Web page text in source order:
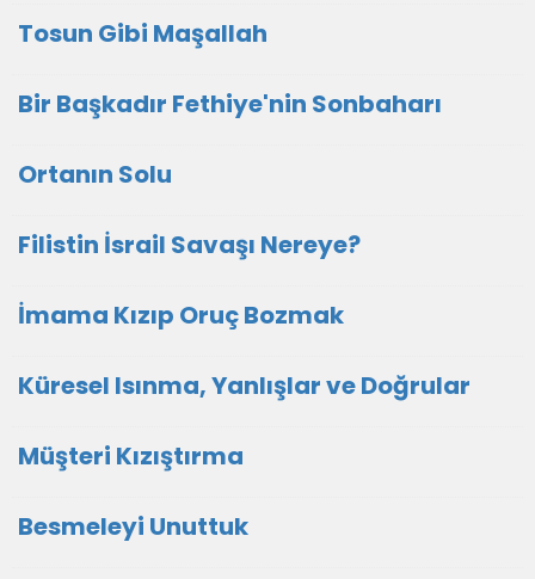
Tosun Gibi Maşallah
Bir Başkadır Fethiye'nin Sonbaharı
Ortanın Solu
Filistin İsrail Savaşı Nereye?
İmama Kızıp Oruç Bozmak
Küresel Isınma, Yanlışlar ve Doğrular
Müşteri Kızıştırma
Besmeleyi Unuttuk